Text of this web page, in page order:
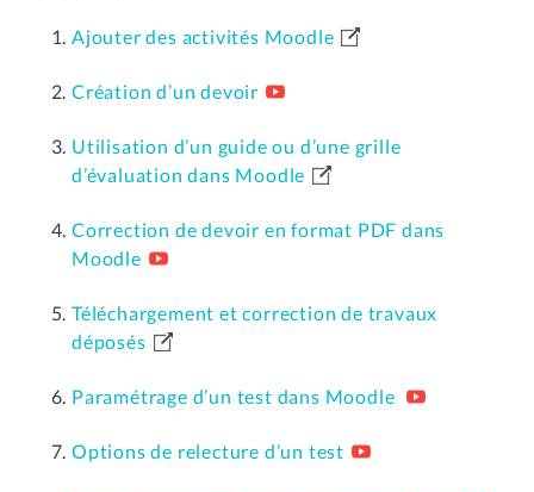
Ajouter des activités Moodle
Création d’un devoir
Utilisation d’un guide ou d’une grille
d’évaluation dans Moodle
Correction de devoir en format PDF dans
Moodle
Téléchargement et correction de travaux
déposés
Paramétrage d’un test dans Moodle
Options de relecture d’un test